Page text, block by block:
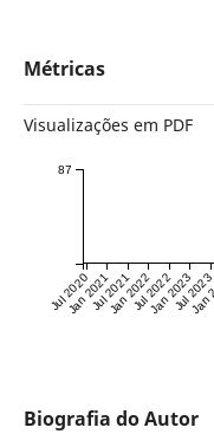
Métricas
Visualizações em PDF
Jul 2020
Jan 2021Jul 2021
Jan 2022Jul 2022
Jan 2023Jul 2023
87
Biografia do Autor